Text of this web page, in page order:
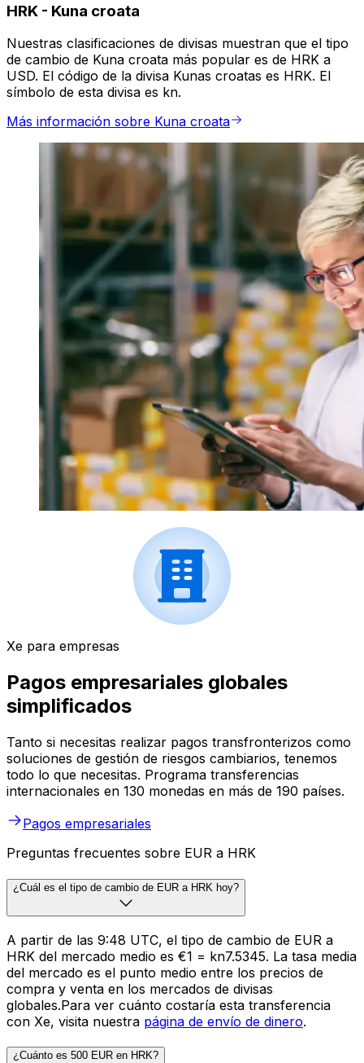
HRK - Kuna croata
Nuestras clasificaciones de divisas muestran que el tipo
de cambio de Kuna croata más popular es de HRK a
USD. El código de la divisa Kunas croatas es HRK. El
símbolo de esta divisa es kn.
Más información sobre Kuna croata
Xe para empresas
Pagos empresariales globales
simplificados
Tanto si necesitas realizar pagos transfronterizos como
soluciones de gestión de riesgos cambiarios, tenemos
todo lo que necesitas. Programa transferencias
internacionales en 130 monedas en más de 190 países.
Pagos empresariales
Preguntas frecuentes sobre EUR a HRK
¿Cuál es el tipo de cambio de EUR a HRK hoy?
A partir de las 9:48 UTC, el tipo de cambio de EUR a
HRK del mercado medio es €1 = kn7.5345. La tasa media
del mercado es el punto medio entre los precios de
compra y venta en los mercados de divisas
globales.Para ver cuánto costaría esta transferencia
con Xe, visita nuestra página de envío de dinero.
¿Cuánto es 500 EUR en HRK?